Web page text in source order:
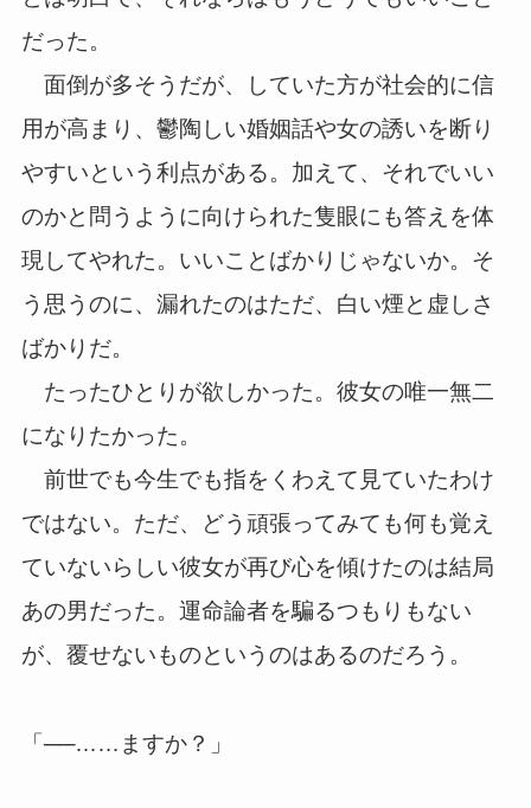
だった。
面倒が多そうだが、していた方が社会的に信
用が高まり、鬱陶しい婚姻話や女の誘いを断り
やすいという利点がある。加えて、それでいい
のかと問うように向けられた隻眼にも答えを体
現してやれた。いいことばかりじゃないか。そ
う思うのに、漏れたのはただ、白い煙と虚しさ
ばかりだ。
たったひとりが欲しかった。彼女の唯一無二
になりたかった。
前世でも今生でも指をくわえて見ていたわけ
ではない。ただ、どう頑張ってみても何も覚え
ていないらしい彼女が再び心を傾けたのは結局
あの男だった。運命論者を騙るつもりもない
が、覆せないものというのはあるのだろう。
「──……ますか？」